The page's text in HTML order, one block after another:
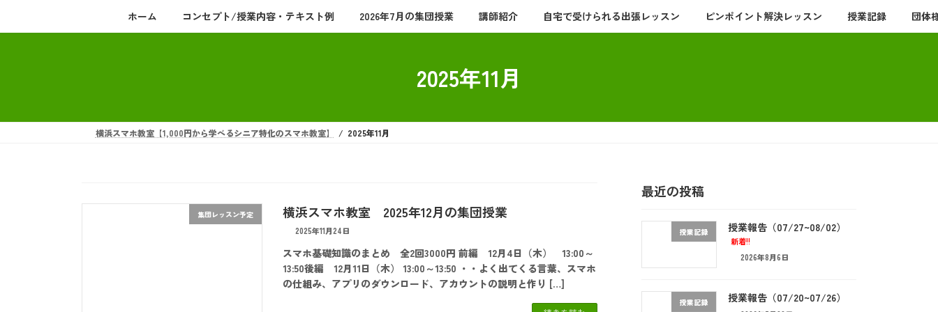
キ
に
ホーム コンセプト/授業内容・テキスト例 2026年7月の集団授業 講師紹介 自宅で受けられる出張レッスン ピンポイント解決レッスン 授業記録 団体
2025年11月
横浜スマホ教室【1,000円から学べるシニア特化のスマホ教室】 2025年11月
集団レッスン予定 横浜スマホ教室 2025年12月の集団授業
2025年11月24日
スマホ基礎知識のまとめ 全2回3000円 前編 12月4日（木） 13:00～
13:50後編 12月11日（木） 13:00～13:50 ・・よく出てくる言葉、スマホ
の仕組み、アプリのダウンロード、アカウントの説明と作り […]
最近の投稿
授業記録 授業報告（07/27~08/02）
新着!!
2026年8月6日
授業記録 授業報告（07/20~07/26）